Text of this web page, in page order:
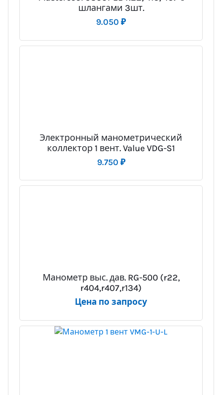
шлангами 3шт.
9.050 ₽
Электронный манометрический
коллектор 1 вент. Value VDG-S1
9.750 ₽
Манометр выс. дав. RG-500 (r22,
r404,r407,r134)
Цена по запросу